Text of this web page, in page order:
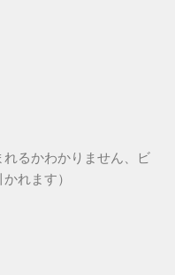
るかわかりません、ビ
れます）